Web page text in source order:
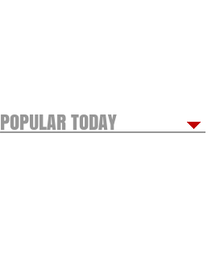
POPULAR TODAY